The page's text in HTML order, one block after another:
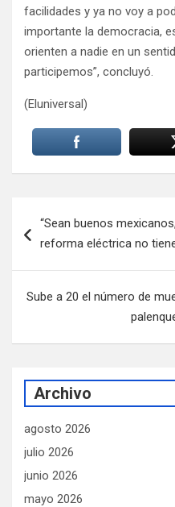
facilidades y ya no voy a
importante la democracia,
orienten a nadie en un
participemos”, concluyó.
(Eluniversal)
de
“Sean buenos
reforma eléctrica no
Sube a 20 el número de
Archivo
agosto 2026
julio 2026
junio 2026
mayo 2026